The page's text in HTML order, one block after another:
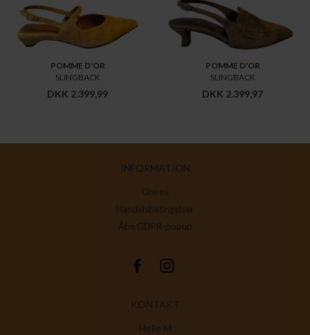
POMME D'OR
SLINGBACK
DKK 2.399,99
POMME D'OR
SLINGBACK
DKK 2.399,97
INFORMATION
Om os
Handelsbetingelser
Åbn GDPR-popup
KONTAKT
Helle M